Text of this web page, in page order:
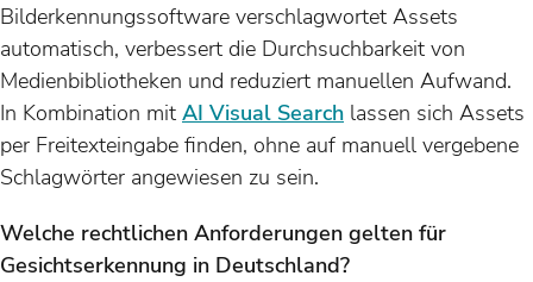
Bilderkennungssoftware verschlagwortet Assets
automatisch, verbessert die Durchsuchbarkeit von
Medienbibliotheken und reduziert manuellen Aufwand.
In Kombination mit AI Visual Search lassen sich Assets
per Freitexteingabe finden, ohne auf manuell vergebene
Schlagwörter angewiesen zu sein.
Welche rechtlichen Anforderungen gelten für
Gesichtserkennung in Deutschland?